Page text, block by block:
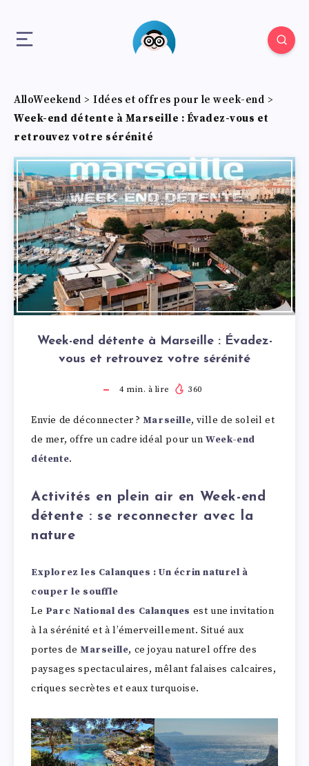
AlloWeekend > Idées et offres pour le week-end >
Week-end détente à Marseille : Évadez-vous et
retrouvez votre sérénité
Week-end détente à Marseille : Évadez-
vous et retrouvez votre sérénité
4min. à lire 360
Envie de déconnecter ? Marseille, ville de soleil et
de mer, offre un cadre idéal pour unWeek-end
détente.
Activités en plein air en Week-end
détente : se reconnecter avec la
nature
Explorez les Calanques : Un écrin naturel à
couper le souffle
Le Parc National des Calanques est une invitation
à la sérénité et à l’émerveillement. Situé aux
portes de Marseille, ce joyau naturel offre des
paysages spectaculaires, mêlant falaises calcaires,
criques secrètes et eaux turquoise.